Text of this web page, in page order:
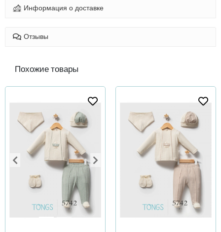
Информация о доставке
Отзывы
Похожие товары